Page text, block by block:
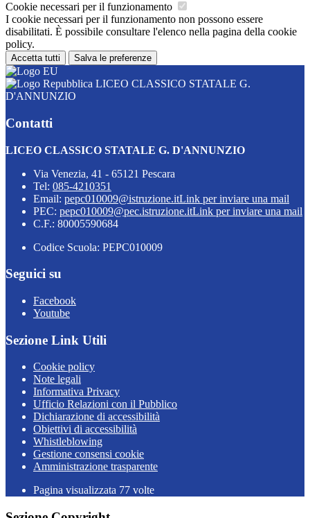
Cookie necessari per il funzionamento
I cookie necessari per il funzionamento non possono essere
disabilitati. È possibile consultare l'elenco nella pagina della cookie
policy.
Accetta tutti Salva le preferenze
LICEO CLASSICO STATALE G.
D'ANNUNZIO
Contatti
LICEO CLASSICO STATALE G. D'ANNUNZIO
Via Venezia, 41 - 65121 Pescara
Tel: 085-4210351
Email: pepc010009@istruzione.itLink per inviare una mail
PEC: pepc010009@pec.istruzione.itLink per inviare una mail
C.F.: 80005590684
Codice Scuola: PEPC010009
Seguici su
Facebook
Youtube
Sezione Link Utili
Cookie policy
Note legali
Informativa Privacy
Ufficio Relazioni con il Pubblico
Dichiarazione di accessibilità
Obiettivi di accessibilità
Whistleblowing
Gestione consensi cookie
Amministrazione trasparente
Pagina visualizzata 77 volte